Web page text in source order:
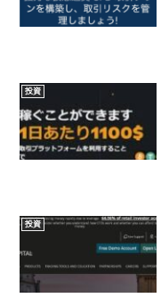
投資
投資